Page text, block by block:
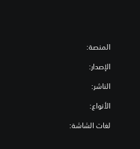
المنصة:
الإصدار:
الناشر:
الأنواع:
لغات الشاشة: